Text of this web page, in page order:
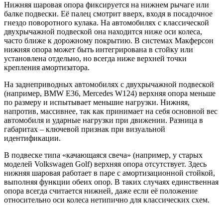
Нижняя шаровая опора фиксируется на нижнем рычаге или
балке подвески. Её палец смотрит вверх, входя в посадочное
гнездо поворотного кулака. На автомобилях с классической
двухрычажной подвеской она находится ниже оси колеса,
часто ближе к дорожному покрытию. В системах Макферсон
нижняя опора может быть интегрирована в стойку или
установлена отдельно, но всегда ниже верхней точки
крепления амортизатора.
На заднеприводных автомобилях с двухрычажной подвеской
(например, BMW E36, Mercedes W124) верхняя опора меньше
по размеру и испытывает меньшие нагрузки. Нижняя,
напротив, массивнее, так как принимает на себя основной вес
автомобиля и ударные нагрузки при движении. Разница в
габаритах – ключевой признак при визуальной
идентификации.
В подвеске типа «качающаяся свеча» (например, у старых
моделей Volkswagen Golf) верхняя опора отсутствует. Здесь
нижняя шаровая работает в паре с амортизационной стойкой,
выполняя функции обеих опор. В таких случаях единственная
опора всегда считается нижней, даже если её положение
относительно оси колеса нетипично для классических схем.